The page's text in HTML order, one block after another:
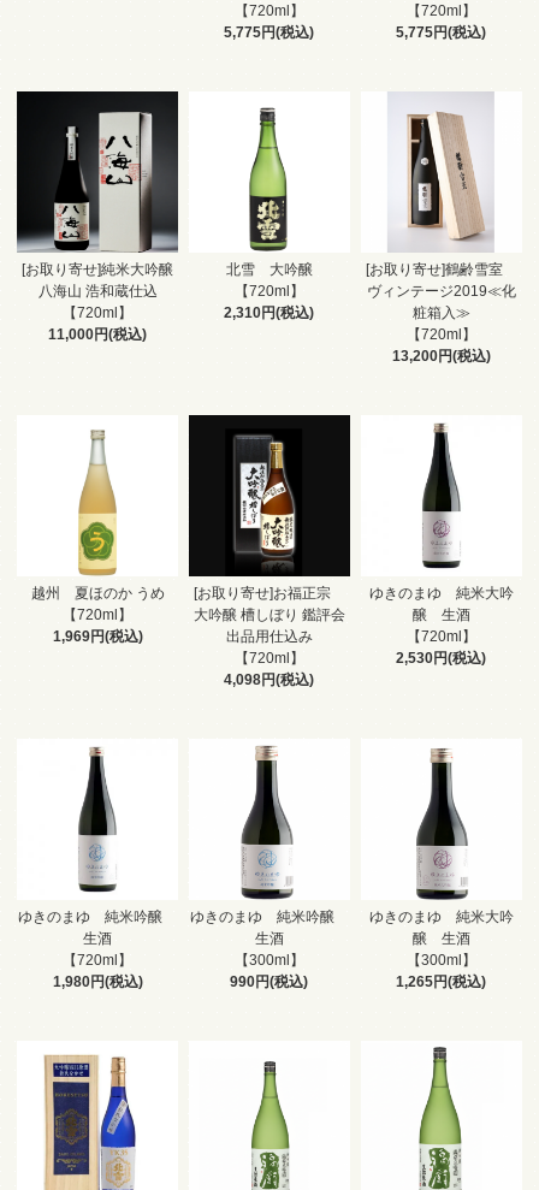
【720ml】
5,775円(税込)
【720ml】
5,775円(税込)
[お取り寄せ]純米大吟醸
八海山 浩和蔵仕込
【720ml】
11,000円(税込)
北雪 大吟醸
【720ml】
2,310円(税込)
[お取り寄せ]鶴齢雪室
ヴィンテージ2019≪化
粧箱入≫
【720ml】
13,200円(税込)
越州 夏ほのか うめ
【720ml】
1,969円(税込)
[お取り寄せ]お福正宗
大吟醸 槽しぼり 鑑評会
出品用仕込み
【720ml】
4,098円(税込)
ゆきのまゆ 純米大吟
醸 生酒
【720ml】
2,530円(税込)
ゆきのまゆ 純米吟醸
生酒
【720ml】
1,980円(税込)
ゆきのまゆ 純米吟醸
生酒
【300ml】
990円(税込)
ゆきのまゆ 純米大吟
醸 生酒
【300ml】
1,265円(税込)